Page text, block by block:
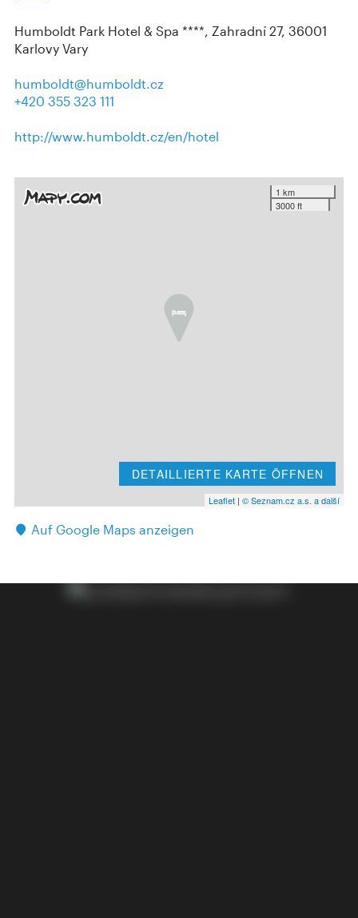
Humboldt Park Hotel & Spa ****, Zahradní 27, 36001
Karlovy Vary
humboldt@humboldt.cz
+420 355 323 111
http://www.humboldt.cz/en/hotel
1 km
3000 ft
DETAILLIERTE KARTE ÖFFNEN
Leaflet | © Seznam.cz a.s. a další
Auf Google Maps anzeigen